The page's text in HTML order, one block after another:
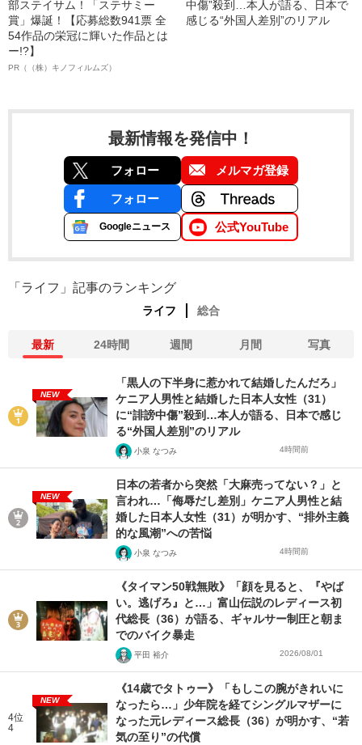
部ステイサム！「ステサミー
賞」爆誕！【応募総数941票 全
54作品の栄冠に輝いた作品とは
ー!?】
PR（（株）キノフィルムズ）
中傷”殺到…本人が語る、日本で
感じる“外国人差別”のリアル
最新情報を発信中！
フォロー メルマガ登録
フォロー
Googleニュース 公式YouTube
「ライフ」記事のランキング
ライフ 総合
最新 24時間 週間 月間 写真
NEW
「黒人の下半身に惹かれて結婚したんだろ」
ケニア人男性と結婚した日本人女性（31）
に“誹謗中傷”殺到…本人が語る、日本で感じ
る“外国人差別”のリアル
小泉 なつみ 4時間前
NEW
日本の若者から突然「大麻売ってない？」と
言われ…「侮辱だし差別」ケニア人男性と結
婚した日本人女性（31）が明かす、“排外主義
的な風潮”への苦悩
小泉 なつみ 4時間前
《タイマン50戦無敗》「顔を見ると、『やば
い。逃げろ』と…」富山伝説のレディース初
代総長（36）が語る、ギャルサー制圧と朝ま
でのバイク暴走
平田 裕介 2026/08/01
4位
4
NEW
《14歳でタトゥー》「もしこの腕がきれいに
なったら…」少年院を経てシングルマザーに
なった元レディース総長（36）が明かす、“若
気の至り”の代償